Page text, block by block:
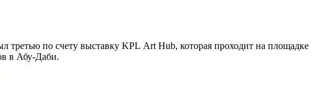
по счету выставку KPL Art Hub, которая проходит на площадке
в Абу-Даби.